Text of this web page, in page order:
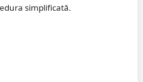
simplificată.